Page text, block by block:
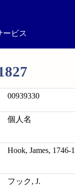
ービス
00939330
個人名
Hook, James, 1746-
フック, J.